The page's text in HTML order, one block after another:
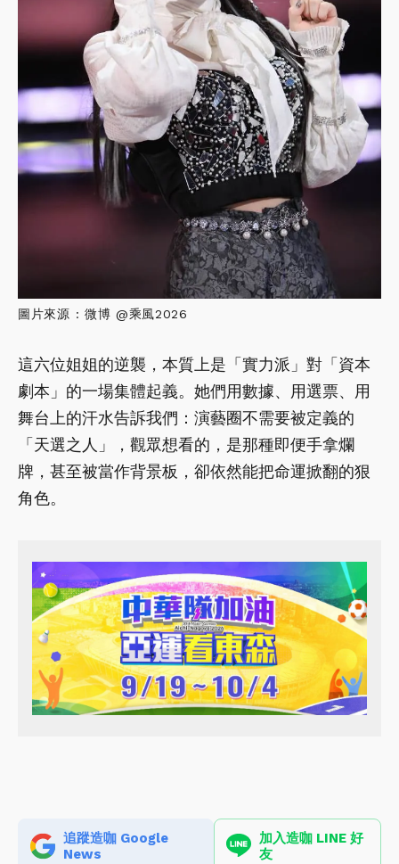
圖片來源 : 微博 @乘風2026
這六位姐姐的逆襲，本質上是「實力派」對「資本
劇本」的一場集體起義。她們用數據、用選票、用
舞台上的汗水告訴我們：演藝圈不需要被定義的
「天選之人」，觀眾想看的，是那種即便手拿爛
牌，甚至被當作背景板，卻依然能把命運掀翻的狠
角色。
追蹤造咖 Google
News
加入造咖 LINE 好
友